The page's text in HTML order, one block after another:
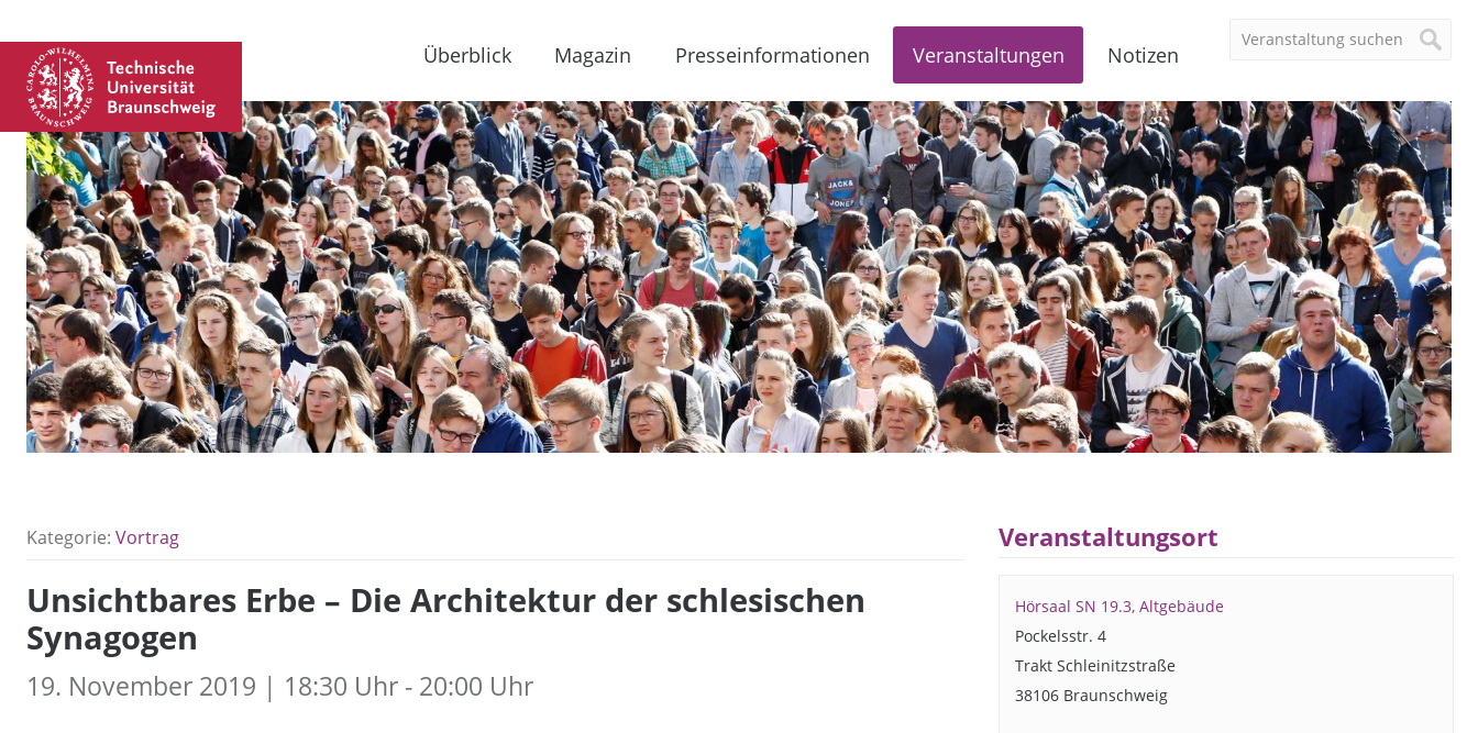
Überblick Magazin Presseinformationen Veranstaltungen Notizen
Kategorie: Vortrag
Unsichtbares Erbe – Die Architektur der schlesischen
Synagogen
19. November 2019 | 18:30 Uhr - 20:00 Uhr
Veranstaltungsort
Hörsaal SN 19.3, Altgebäude
Pockelsstr. 4
Trakt Schleinitzstraße
38106 Braunschweig